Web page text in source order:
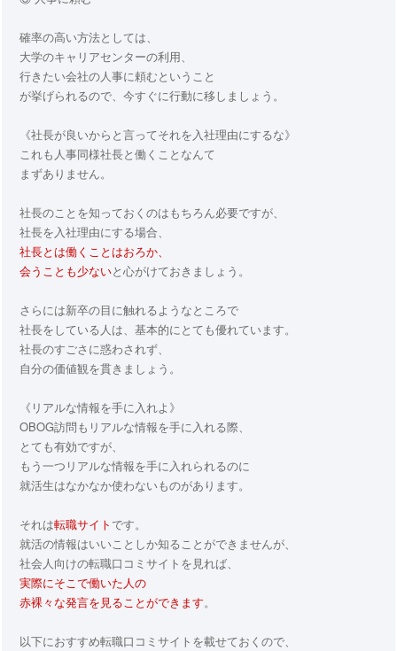
確率の高い方法としては、
大学のキャリアセンターの利用、
行きたい会社の人事に頼むということ
が挙げられるので、今すぐに行動に移しましょう。
《社長が良いからと言ってそれを入社理由にするな》
これも人事同様社長と働くことなんて
まずありません。
社長のことを知っておくのはもちろん必要ですが、
社長を入社理由にする場合、
社長とは働くことはおろか、
会うことも少ないと心がけておきましょう。
さらには新卒の目に触れるようなところで
社長をしている人は、基本的にとても優れています。
社長のすごさに惑わされず、
自分の価値観を貫きましょう。
《リアルな情報を手に入れよ》
OBOG訪問もリアルな情報を手に入れる際、
とても有効ですが、
もう一つリアルな情報を手に入れられるのに
就活生はなかなか使わないものがあります。
それは転職サイト です。
就活の情報はいいことしか知ることができませんが、
社会人向けの転職口コミサイトを見れば、
実際にそこで働いた人の
赤裸々な発言を見ることができます。
以下におすすめ転職口コミサイトを載せておくので、